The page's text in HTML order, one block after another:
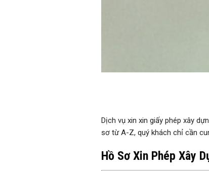
Dịch vụ xin xin giấy phép xây
sơ từ A-Z, quý khách chỉ cần
Hồ Sơ Xin Phép Xây